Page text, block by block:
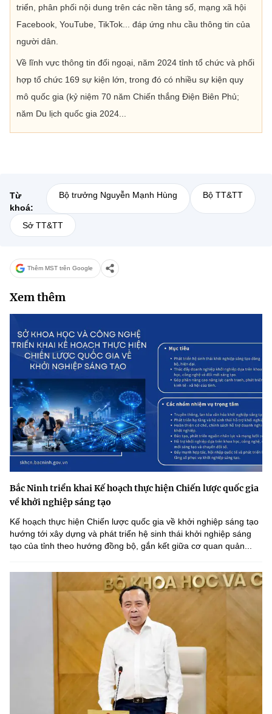
triển, phân phối nội dung trên các nền tảng số, mạng xã hội
Facebook, YouTube, TikTok... đáp ứng nhu cầu thông tin của
người dân.
Về lĩnh vực thông tin đối ngoại, năm 2024 tỉnh tổ chức và phối
hợp tổ chức 169 sự kiện lớn, trong đó có nhiều sự kiện quy
mô quốc gia (kỷ niệm 70 năm Chiến thắng Điện Biên Phủ;
năm Du lịch quốc gia 2024...
Từ
khoá:
Bộ trưởng Nguyễn Mạnh Hùng Bộ TT&TT
Sở TT&TT
Thêm MST trên Google
Xem thêm
Bắc Ninh triển khai Kế hoạch thực hiện Chiến lược quốc gia
về khởi nghiệp sáng tạo
Kế hoạch thực hiện Chiến lược quốc gia về khởi nghiệp sáng tạo
hướng tới xây dựng và phát triển hệ sinh thái khởi nghiệp sáng
tạo của tỉnh theo hướng đồng bộ, gắn kết giữa cơ quan quản...